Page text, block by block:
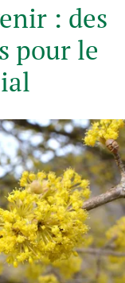
: des
pour le